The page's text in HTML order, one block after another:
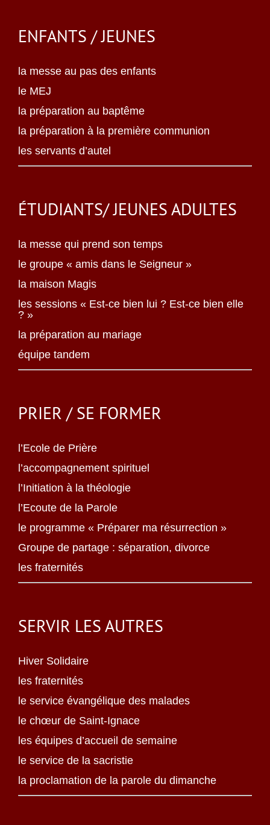
ENFANTS / JEUNES
la messe au pas des enfants
le MEJ
la préparation au baptême
la préparation à la première communion
les servants d’autel
ÉTUDIANTS/ JEUNES ADULTES
la messe qui prend son temps
le groupe « amis dans le Seigneur »
la maison Magis
les sessions « Est-ce bien lui ? Est-ce bien elle
? »
la préparation au mariage
équipe tandem
PRIER / SE FORMER
l’Ecole de Prière
l’accompagnement spirituel
l’Initiation à la théologie
l’Ecoute de la Parole
le programme « Préparer ma résurrection »
Groupe de partage : séparation, divorce
les fraternités
SERVIR LES AUTRES
Hiver Solidaire
les fraternités
le service évangélique des malades
le chœur de Saint-Ignace
les équipes d’accueil de semaine
le service de la sacristie
la proclamation de la parole du dimanche